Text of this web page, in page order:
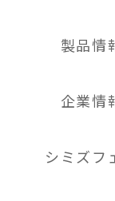
製品情
企業情
シミズフ